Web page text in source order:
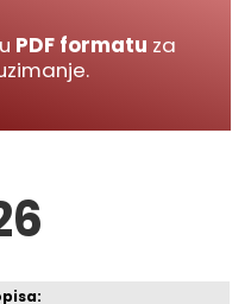
PDF formatu za